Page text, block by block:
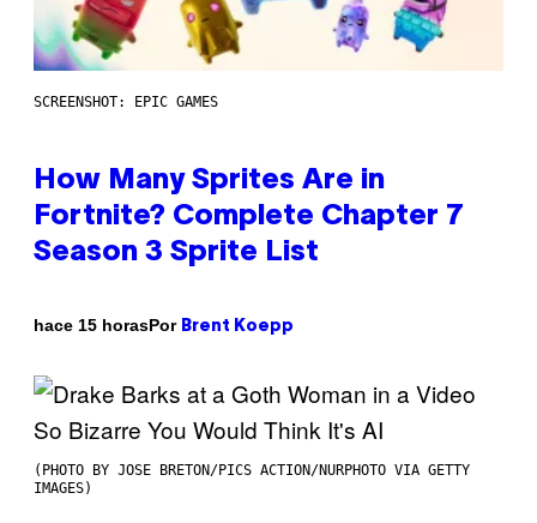
SCREENSHOT: EPIC GAMES
How Many Sprites Are in
Fortnite? Complete Chapter 7
Season 3 Sprite List
hace 15 horasPor Brent Koepp
(PHOTO BY JOSE BRETON/PICS ACTION/NURPHOTO VIA GETTY
IMAGES)